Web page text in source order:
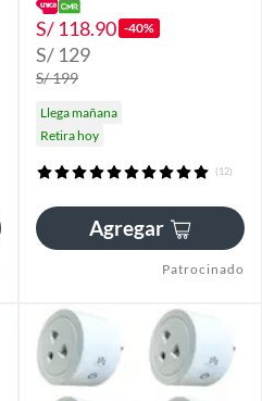
S/ 118.90 -40%
S/ 129
S/ 199
Llega mañana
Retira hoy
(12)
Agregar
Patrocinado